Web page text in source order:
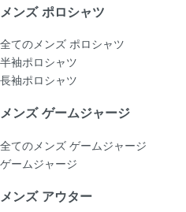
メンズ ポロシャツ
全てのメンズ ポロシャツ
半袖ポロシャツ
長袖ポロシャツ
メンズ ゲームジャージ
全てのメンズ ゲームジャージ
ゲームジャージ
メンズ アウター